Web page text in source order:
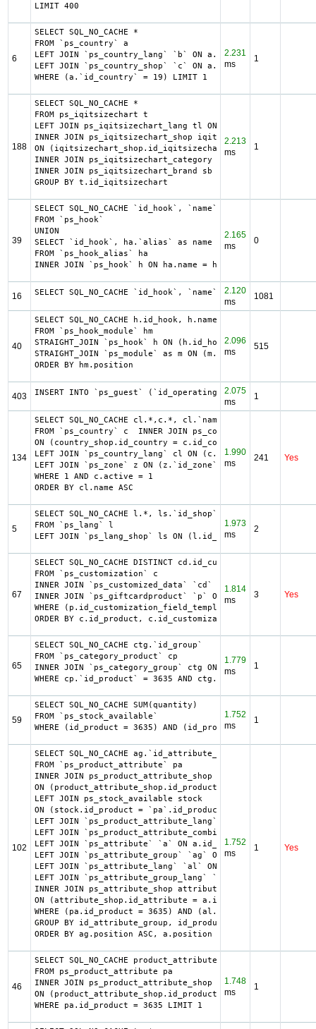
LIMIT 400
6
SELECT SQL_NO_CACHE *
FROM `ps_country` a
LEFT JOIN `ps_country_lang` `b` ON a.`id_country` =
LEFT JOIN `ps_country_shop` `c` ON a.`id_country` =
WHERE (a.`id_country` = 19) LIMIT 1
2.231
ms
1
188
SELECT SQL_NO_CACHE *
FROM ps_iqitsizechart t
LEFT JOIN ps_iqitsizechart_lang tl ON
INNER JOIN ps_iqitsizechart_shop iqitsizechart_shop
ON (iqitsizechart_shop.id_iqitsizechart =
INNER JOIN ps_iqitsizechart_category sc  ON
INNER JOIN ps_iqitsizechart_brand sb  ON
GROUP BY t.id_iqitsizechart
2.213
ms
1
39
SELECT SQL_NO_CACHE `id_hook`, `name`
FROM `ps_hook`
UNION
SELECT `id_hook`, ha.`alias` as name
FROM `ps_hook_alias` ha
INNER JOIN `ps_hook` h ON ha.name = h.name
2.165
ms
0
16 SELECT SQL_NO_CACHE `id_hook`, `name` FROM `ps_hook`
2.120
ms
1081
40
SELECT SQL_NO_CACHE h.id_hook, h.name as h_name,
FROM `ps_hook_module` hm
STRAIGHT_JOIN `ps_hook` h ON (h.id_hook = hm.id_hook
STRAIGHT_JOIN `ps_module` as m ON (m.id_module =
ORDER BY hm.position
2.096
ms
515
403 INSERT INTO `ps_guest` (`id_operating_system`,
2.075
ms
1
134
SELECT SQL_NO_CACHE cl.*,c.*, cl.`name` country,
FROM `ps_country` c  INNER JOIN ps_country_shop
ON (country_shop.id_country = c.id_country AND
LEFT JOIN `ps_country_lang` cl ON (c.`id_country` =
LEFT JOIN `ps_zone` z ON (z.`id_zone` = c.`id_zone`)
WHERE 1 AND c.active = 1
ORDER BY cl.name ASC
1.990
ms
241 Yes
5
SELECT SQL_NO_CACHE l.*, ls.`id_shop`
FROM `ps_lang` l
LEFT JOIN `ps_lang_shop` ls ON (l.id_lang = ls.id_lang)
1.973
ms
2
67
SELECT SQL_NO_CACHE DISTINCT cd.id_customization,
FROM `ps_customization` c
INNER JOIN `ps_customized_data` `cd` ON
INNER JOIN `ps_giftcardproduct` `p` ON p.id_product =
WHERE (p.id_customization_field_template = cd.index)
ORDER BY c.id_product, c.id_customization, cd.index
1.814
ms
3 Yes
65
SELECT SQL_NO_CACHE ctg.`id_group`
FROM `ps_category_product` cp
INNER JOIN `ps_category_group` ctg ON
WHERE cp.`id_product` = 3635 AND ctg.`id_group` = 1
1.779
ms
1
59
SELECT SQL_NO_CACHE SUM(quantity)
FROM `ps_stock_available`
WHERE (id_product = 3635) AND (id_product_attribute =
1.752
ms
1
102
SELECT SQL_NO_CACHE ag.`id_attribute_group`,
FROM `ps_product_attribute` pa
INNER JOIN ps_product_attribute_shop
ON (product_attribute_shop.id_product_attribute =
LEFT JOIN ps_stock_available stock
ON (stock.id_product = `pa`.id_product AND
LEFT JOIN `ps_product_attribute_lang` `pal` ON
LEFT JOIN `ps_product_attribute_combination` `pac`
LEFT JOIN `ps_attribute` `a` ON a.id_attribute =
LEFT JOIN `ps_attribute_group` `ag` ON
LEFT JOIN `ps_attribute_lang` `al` ON a.id_attribute =
LEFT JOIN `ps_attribute_group_lang` `agl` ON
INNER JOIN ps_attribute_shop attribute_shop
ON (attribute_shop.id_attribute = a.id_attribute AND
WHERE (pa.id_product = 3635) AND (al.id_lang = 1) AND
GROUP BY id_attribute_group, id_product_attribute
ORDER BY ag.position ASC, a.position ASC, agl.name ASC
1.752
ms
1 Yes
46
SELECT SQL_NO_CACHE
FROM ps_product_attribute pa
INNER JOIN ps_product_attribute_shop
ON (product_attribute_shop.id_product_attribute =
WHERE pa.id_product = 3635 LIMIT 1
1.748
ms
1